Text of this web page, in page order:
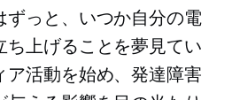
ずっと、いつか自分の電
ち上げることを夢見てい
ア活動を始め、発達障害